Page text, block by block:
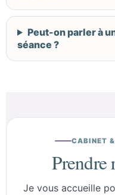
Peut-on parler à
séance ?
CABINET
Prendre
Je vous accueille